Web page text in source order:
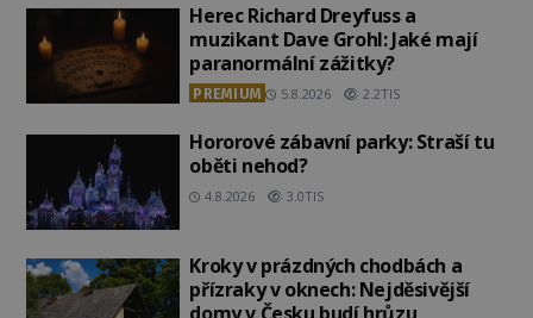
Herec Richard Dreyfuss a
muzikant Dave Grohl: Jaké mají
paranormální zážitky?
PREMIUM 5.8.2026 2.2TIS
Hororové zábavní parky: Straší tu
oběti nehod?
4.8.2026 3.0TIS
Kroky v prázdných chodbách a
přízraky v oknech: Nejděsivější